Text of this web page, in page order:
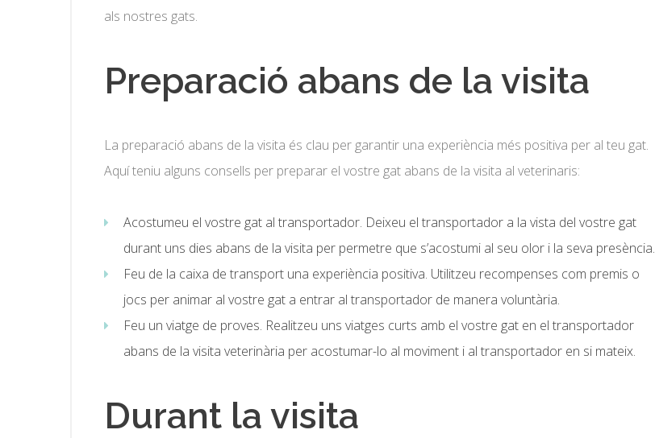
als nostres gats.
Preparació abans de la visita
La preparació abans de la visita és clau per garantir una experiència més positiva per al teu gat.
Aquí teniu alguns consells per preparar el vostre gat abans de la visita al veterinaris:
Acostumeu el vostre gat al transportador. Deixeu el transportador a la vista del vostre gat
durant uns dies abans de la visita per permetre que s’acostumi al seu olor i la seva presència.
Feu de la caixa de transport una experiència positiva. Utilitzeu recompenses com premis o
jocs per animar al vostre gat a entrar al transportador de manera voluntària.
Feu un viatge de proves. Realitzeu uns viatges curts amb el vostre gat en el transportador
abans de la visita veterinària per acostumar-lo al moviment i al transportador en si mateix.
Durant la visita